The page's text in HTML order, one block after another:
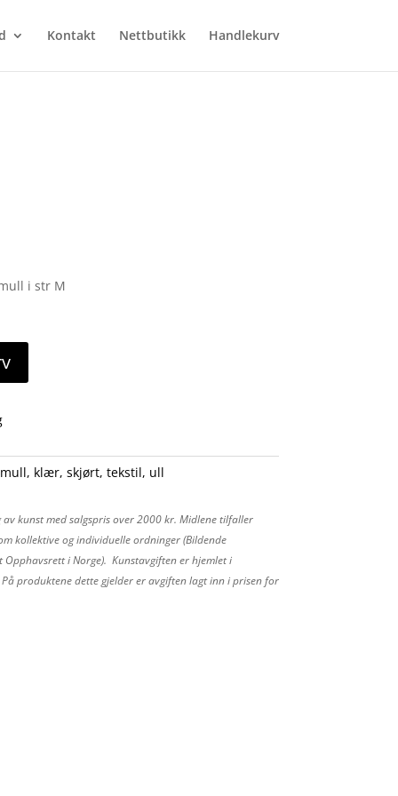
Kontakt Nettbutikk Handlekurv
i str M
, klær, skjørt, tekstil, ull
kunst med salgspris over 2000 kr. Midlene tilfaller
kollektive og individuelle ordninger (Bildende
Opphavsrett i Norge). Kunstavgiften er hjemlet i
produktene dette gjelder er avgiften lagt inn i prisen for